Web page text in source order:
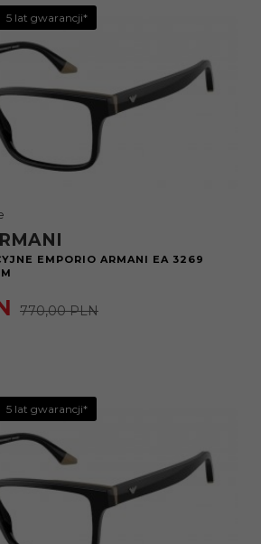
5 lat gwarancji*
EMPORIO ARMANI EA 3269
770,00 PLN
5 lat gwarancji*